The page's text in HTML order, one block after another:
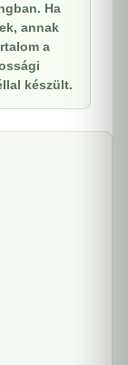
Ha
annak
a
készült.